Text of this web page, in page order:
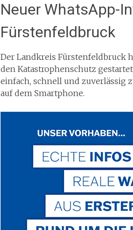
Neuer WhatsApp-
Fürstenfeldbruck
Der Landkreis Fürstenfeldbruck
den Katastrophenschutz
einfach, schnell und zuverlässig
auf dem Smartphone.